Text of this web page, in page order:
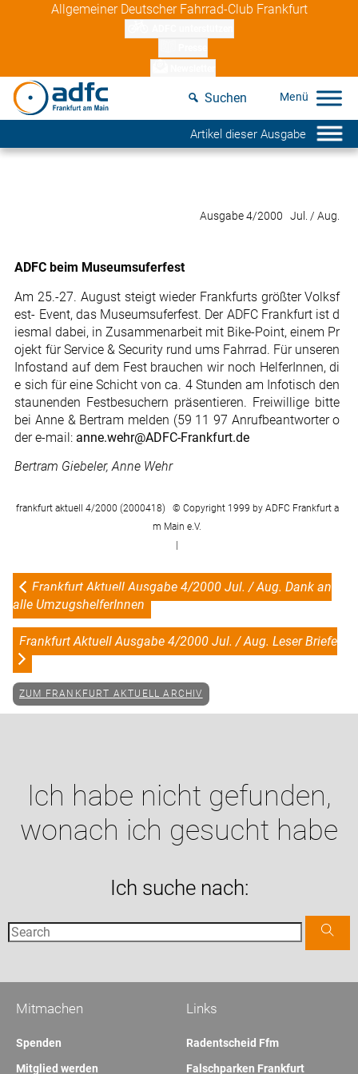
Allgemeiner Deutscher Fahrrad-Club Frankfurt
Suchen
Artikel dieser Ausgabe
Ausgabe 4/2000 Jul. / Aug.
ADFC beim Museumsuferfest
Am 25.-27. August steigt wieder Frankfurts größter Volksf
est- Event, das Museumsuferfest. Der ADFC Frankfurt ist d
iesmal dabei, in Zusammenarbeit mit Bike-Point, einem Pr
ojekt für Service & Security rund ums Fahrrad. Für unseren
Infostand auf dem Fest brauchen wir noch HelferInnen, di
e sich für eine Schicht von ca. 4 Stunden am Infotisch den
staunenden Festbesuchern präsentieren. Freiwillige bitte
bei Anne & Bertram melden (59 11 97 Anrufbeantworter o
der e-mail: anne.wehr@ADFC-Frankfurt.de
Bertram Giebeler, Anne Wehr
frankfurt aktuell 4/2000 (2000418) © Copyright 1999 by ADFC Frankfurt a
m Main e.V.
Frankfurt Aktuell Ausgabe 4/2000 Jul. / Aug. Dank an
alle UmzugshelferInnen
Frankfurt Aktuell Ausgabe 4/2000 Jul. / Aug. Leser Briefe
ZUM FRANKFURT AKTUELL ARCHIV
Ich habe nicht gefunden,
wonach ich gesucht habe
Ich suche nach:
Links
Radentscheid Ffm
Falschparken Frankfurt
Mitmachen
Spenden
Mitglied werden